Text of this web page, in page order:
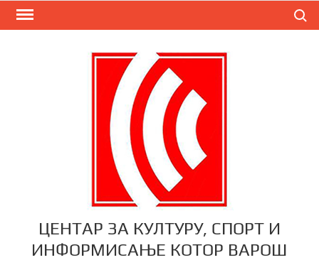
Skip
ЦЕНТАР ЗА КУЛТУРУ, СПОРТ И
ИНФОРМИСАЊЕ КОТОР ВАРОШ